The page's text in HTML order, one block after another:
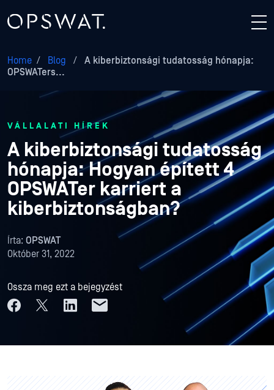
Home / Blog /
A kiberbiztonsági tudatosság hónapja:
OPSWATers...
VÁLLALATI HÍREK
A kiberbiztonsági tudatosság
hónapja: Hogyan épített 4
OPSWATer karriert a
kiberbiztonságban?
Írta: OPSWAT
Október 31, 2022
Ossza meg ezt a bejegyzést